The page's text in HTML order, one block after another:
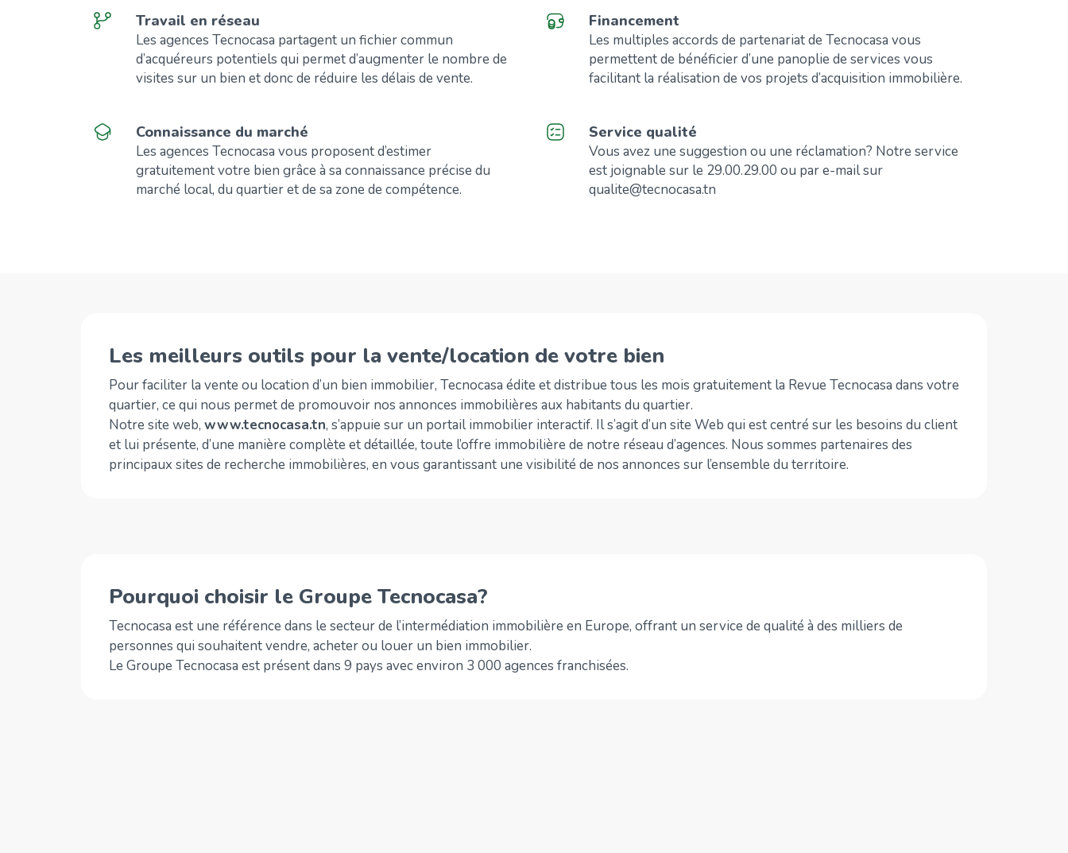
Travail en réseau
Les agences Tecnocasa partagent un fichier commun
d’acquéreurs potentiels qui permet d’augmenter le nombre de
visites sur un bien et donc de réduire les délais de vente.
Financement
Les multiples accords de partenariat de Tecnocasa vous
permettent de bénéficier d’une panoplie de services vous
facilitant la réalisation de vos projets d’acquisition immobilière.
Connaissance du marché
Les agences Tecnocasa vous proposent d’estimer
gratuitement votre bien grâce à sa connaissance précise du
marché local, du quartier et de sa zone de compétence.
Service qualité
Vous avez une suggestion ou une réclamation? Notre service
est joignable sur le 29.00.29.00 ou par e-mail sur
qualite@tecnocasa.tn
Les meilleurs outils pour la vente/location de votre bien
Pour faciliter la vente ou location d’un bien immobilier, Tecnocasa édite et distribue tous les mois gratuitement la Revue Tecnocasa dans votre
quartier, ce qui nous permet de promouvoir nos annonces immobilières aux habitants du quartier.
Notre site web, www.tecnocasa.tn, s’appuie sur un portail immobilier interactif. Il s’agit d’un site Web qui est centré sur les besoins du client
et lui présente, d’une manière complète et détaillée, toute l’offre immobilière de notre réseau d’agences. Nous sommes partenaires des
principaux sites de recherche immobilières, en vous garantissant une visibilité de nos annonces sur l’ensemble du territoire.
Pourquoi choisir le Groupe Tecnocasa?
Tecnocasa est une référence dans le secteur de l’intermédiation immobilière en Europe, offrant un service de qualité à des milliers de
personnes qui souhaitent vendre, acheter ou louer un bien immobilier.
Le Groupe Tecnocasa est présent dans 9 pays avec environ 3 000 agences franchisées.